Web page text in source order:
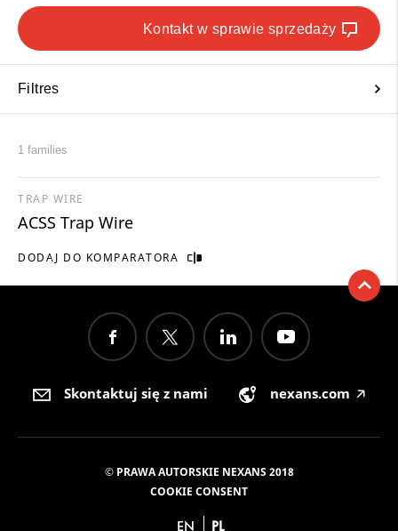
Kontakt w sprawie sprzedaży
Filtres
1 families
DODAJ DO KOMPARATORA
TRAP WIRE
ACSS Trap Wire
Skontaktuj się z nami nexans.com 🡥
© PRAWA AUTORSKIE NEXANS 2018
COOKIE CONSENT
EN PL